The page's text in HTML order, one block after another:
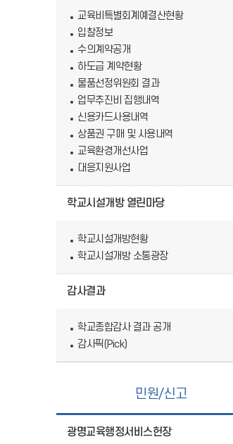
교육비특별회계예결산현황
입찰정보
수의계약공개
하도급 계약현황
물품선정위원회 결과
업무추진비 집행내역
신용카드사용내역
상품권 구매 및 사용내역
교육환경개선사업
대응지원사업
학교시설개방 열린마당
학교시설개방현황
학교시설개방 소통광장
감사결과
학교종합감사 결과 공개
감사픽(Pick)
민원/신고
광명교육행정서비스헌장